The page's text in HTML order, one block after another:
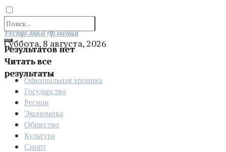
Результатов нет
Читать все
результаты
Отправить
Республика Армения
Суббота, 8 августа, 2026
Официальная хроника
Государство
Регион
Экономика
Общество
Культура
Спорт